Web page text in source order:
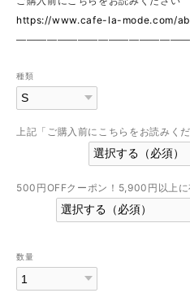
https://www.cafe-la-mode.com/
種類
上記「ご購入前にこちらをお読みく
500円OFFクーポン！5,900円以上
数量